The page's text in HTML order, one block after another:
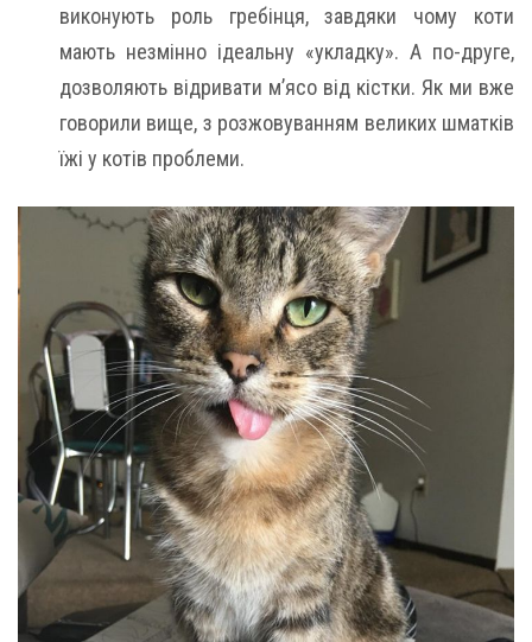
виконують роль гребінця, завдяки чому коти
мають незмінно ідеальну «укладку». А по-друге,
дозволяють відривати м’ясо від кістки. Як ми вже
говорили вище, з розжовуванням великих шматків
їжі у котів проблеми.